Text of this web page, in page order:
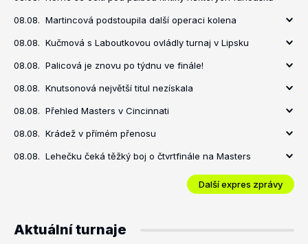
08.08. Martincová podstoupila další operaci kolena
08.08. Kučmová s Laboutkovou ovládly turnaj v Lipsku
08.08. Palicová je znovu po týdnu ve finále!
08.08. Knutsonová největší titul nezískala
08.08. Přehled Masters v Cincinnati
08.08. Krádež v přímém přenosu
08.08. Lehečku čeká těžký boj o čtvrtfinále na Masters
Další expres zprávy
Aktuální turnaje